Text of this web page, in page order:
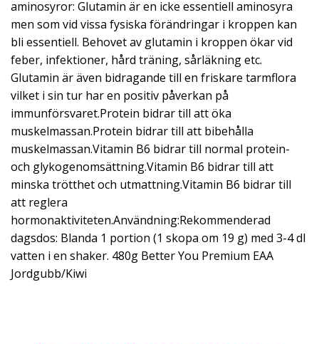
aminosyror: Glutamin är en icke essentiell aminosyra
men som vid vissa fysiska förändringar i kroppen kan
bli essentiell. Behovet av glutamin i kroppen ökar vid
feber, infektioner, hård träning, sårläkning etc.
Glutamin är även bidragande till en friskare tarmflora
vilket i sin tur har en positiv påverkan på
immunförsvaret.Protein bidrar till att öka
muskelmassan.Protein bidrar till att bibehålla
muskelmassan.Vitamin B6 bidrar till normal protein-
och glykogenomsättning.Vitamin B6 bidrar till att
minska trötthet och utmattning.Vitamin B6 bidrar till
att reglera
hormonaktiviteten.Användning:Rekommenderad
dagsdos: Blanda 1 portion (1 skopa om 19 g) med 3-4 dl
vatten i en shaker. 480g Better You Premium EAA
Jordgubb/Kiwi